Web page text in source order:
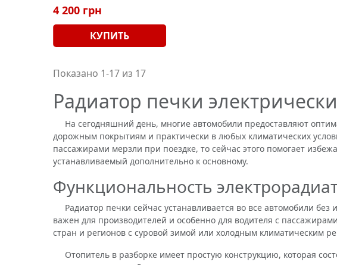
4 200 грн
КУПИТЬ
Показано 1-17 из 17
Радиатор печки
На сегодняшний день, многие автомобили предоставляют
дорожным покрытиям и практически в любых климатических
пассажирами мерзли при поездке, то сейчас этого помогает
устанавливаемый дополнительно к основному.
Функциональность
Радиатор печки сейчас устанавливается во все автомобили
важен для производителей и особенно для водителя с
стран и регионов с суровой зимой или холодным климатическим
Отопитель в разборке имеет простую конструкцию, которая